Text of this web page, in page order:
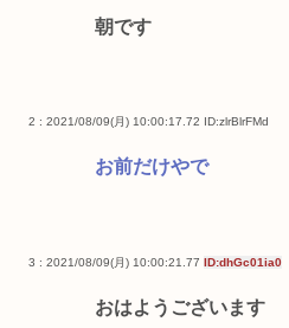
朝です
2 : 2021/08/09(月) 10:00:17.72 ID:zlrBlrFMd
お前だけやで
3 : 2021/08/09(月) 10:00:21.77 ID:dhGc01ia0
おはようございます